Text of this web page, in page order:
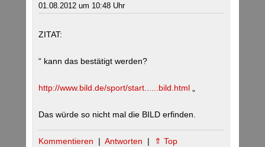
01.08.2012 um 10:48 Uhr
ZITAT:
“ kann das bestätigt werden?
http://www.bild.de/sport/start......bild.html
Das würde so nicht mal die BILD erfinden.
Kommentieren | Antworten | ⇑ Top